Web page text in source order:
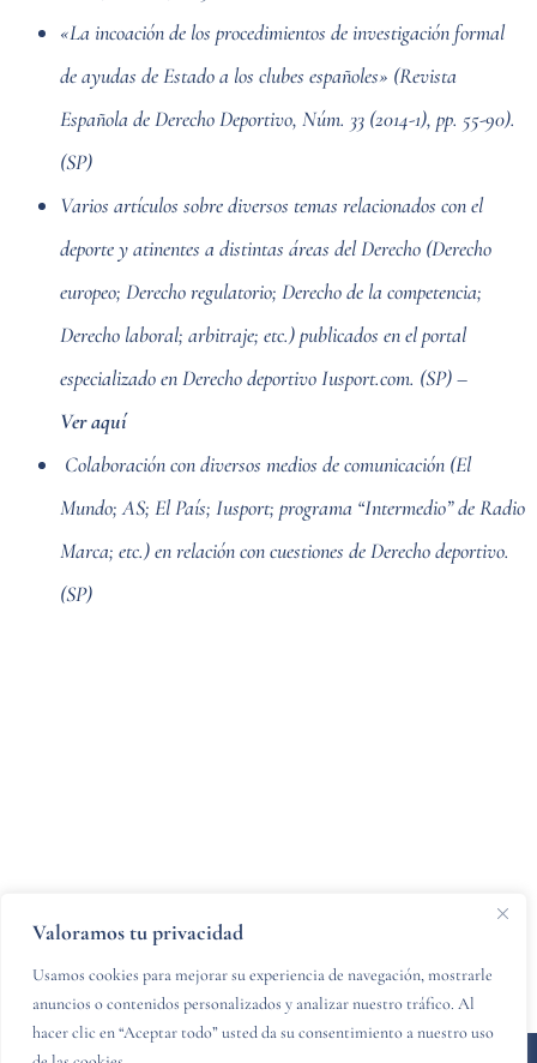
Valoramos tu privacidad
Usamos cookies para mejorar su experiencia de navegación, mostrarle
anuncios o contenidos personalizados y analizar nuestro tráfico. Al
hacer clic en “Aceptar todo” usted da su consentimiento a nuestro uso
«La incoación de los procedimientos de investigación formal
de ayudas de Estado a los clubes españoles» (Revista
Española de Derecho Deportivo, Núm. 33 (2014-1), pp. 55-90).
(SP)
Varios artículos sobre diversos temas relacionados con el
deporte y atinentes a distintas áreas del Derecho (Derecho
europeo; Derecho regulatorio; Derecho de la competencia;
Derecho laboral; arbitraje; etc.) publicados en el portal
especializado en Derecho deportivo Iusport.com. (SP) –
Ver aquí
Colaboración con diversos medios de comunicación (El
Mundo; AS; El País; Iusport; programa “Intermedio” de Radio
Marca; etc.) en relación con cuestiones de Derecho deportivo.
(SP)